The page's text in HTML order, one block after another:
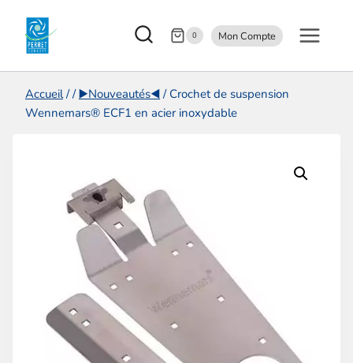
0 Mon Compte
Accueil / / ▶️Nouveautés◀️ / Crochet de suspension
Wennemars® ECF1 en acier inoxydable